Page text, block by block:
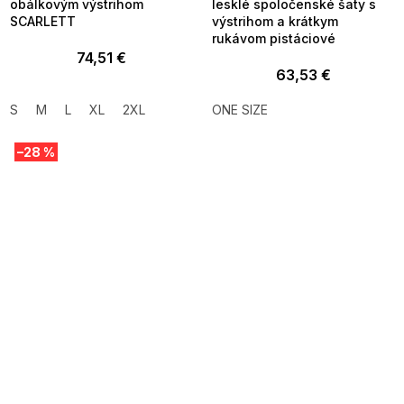
obálkovým výstrihom
SCARLETT
74,51 €
S M L XL 2XL
lesklé spoločenské šaty s
výstrihom a krátkym
rukávom pistáciové
63,53 €
ONE SIZE
–28 %